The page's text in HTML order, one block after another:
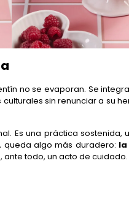
no se evaporan. Se
sin renunciar a su
Es una práctica
queda algo más duradero:
ante todo, un acto de cuidado.